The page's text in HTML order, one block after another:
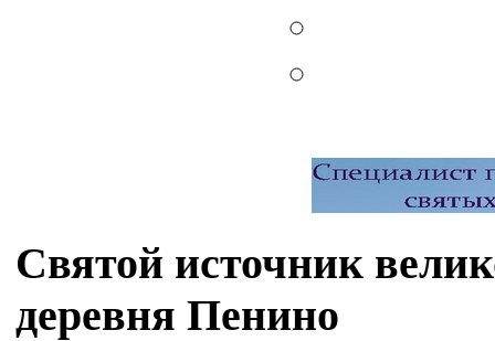
Святой источник
деревня Пенино